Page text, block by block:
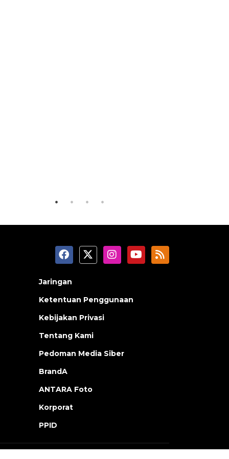
Jaringan
Ketentuan Penggunaan
Kebijakan Privasi
Tentang Kami
Pedoman Media Siber
BrandA
ANTARA Foto
Korporat
PPID